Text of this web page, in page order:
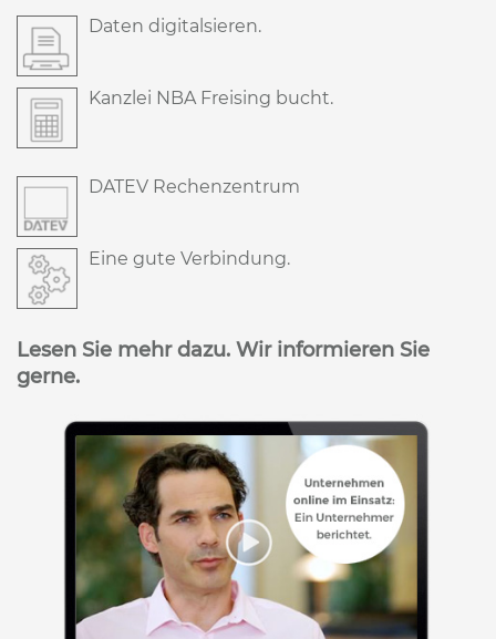
Daten digitalsieren.
Kanzlei NBA Freising bucht.
DATEV Rechenzentrum
Eine gute Verbindung.
Lesen Sie mehr dazu. Wir informieren Sie
gerne.